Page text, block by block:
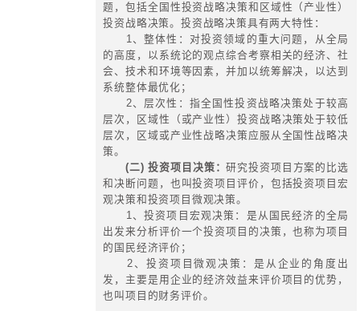
7、低谷量产融资（格力）
8、融资代替购买（新租，回租）
9、其他表外融资（租借，托管，
10、经销商融资（武汉模式，广
模式）
11、带资产分流培育供应商
投资管控体系(投前/
服务内容与要点